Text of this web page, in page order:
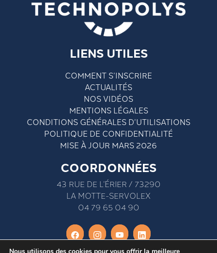
LIENS UTILES
COMMENT S’INSCRIRE
ACTUALITÉS
NOS VIDÉOS
MENTIONS LÉGALES
CONDITIONS GÉNÉRALES D’UTILISATIONS
POLITIQUE DE CONFIDENTIALITÉ
MISE À JOUR MARS 2026
COORDONNÉES
43 RUE DE L’ÉRIER / 73290
LA MOTTE-SERVOLEX
04 79 65 04 90